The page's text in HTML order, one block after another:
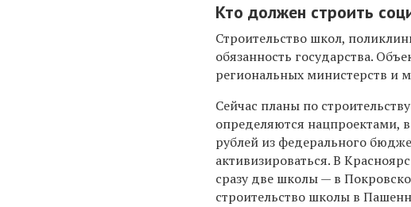
Кто должен строить
Строительство школ,
обязанность государства.
региональных министерств и
Сейчас планы по
определяются нацпроектами,
рублей из федерального
активизироваться. В
сразу две школы — в
строительство школы в